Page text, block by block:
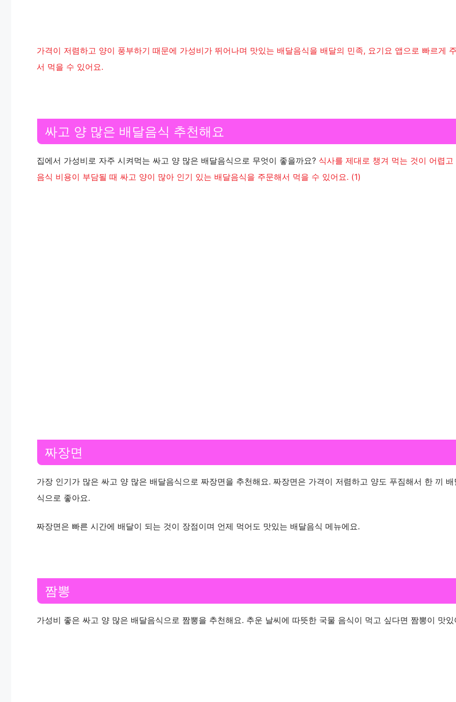
가격이 저렴하고 양이 풍부하기 때문에 가성비가 뛰어나며 맛있는 배달음식을 배달의 민족, 요기요 앱으로 빠르게
서 먹을 수 있어요.
싸고 양 많은 배달음식 추천해요
집에서 가성비로 자주 시켜먹는 싸고 양 많은 배달음식으로 무엇이 좋을까요? 식사를 제대로 챙겨 먹는 것이 어렵고
음식 비용이 부담될 때 싸고 양이 많아 인기 있는 배달음식을 주문해서 먹을 수 있어요. (1)
짜장면
가장 인기가 많은 싸고 양 많은 배달음식으로 짜장면을 추천해요. 짜장면은 가격이 저렴하고 양도 푸짐해서 한 끼 배
식으로 좋아요.
짜장면은 빠른 시간에 배달이 되는 것이 장점이며 언제 먹어도 맛있는 배달음식 메뉴에요.
짬뽕
가성비 좋은 싸고 양 많은 배달음식으로 짬뽕을 추천해요. 추운 날씨에 따뜻한 국물 음식이 먹고 싶다면 짬뽕이 맛있